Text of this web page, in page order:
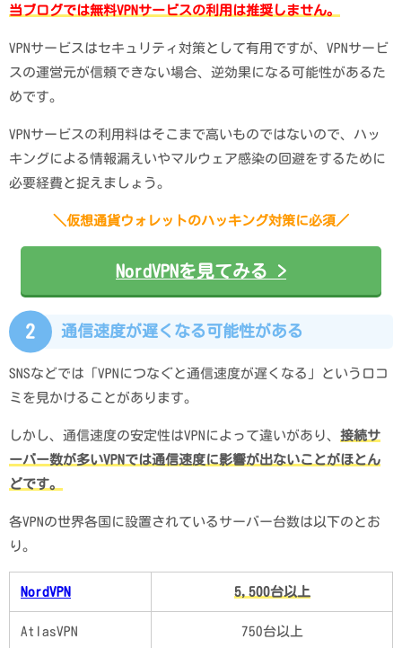
当ブログでは無料VPNサービスの利用は推奨しません。
VPNサービスはセキュリティ対策として有用ですが、VPNサービ
スの運営元が信頼できない場合、逆効果になる可能性があるた
めです。
VPNサービスの利用料はそこまで高いものではないので、ハッ
キングによる情報漏えいやマルウェア感染の回避をするために
必要経費と捉えましょう。
＼仮想通貨ウォレットのハッキング対策に必須／
NordVPNを見てみる >
2 通信速度が遅くなる可能性がある
SNSなどでは「VPNにつなぐと通信速度が遅くなる」という口コ
ミを見かけることがあります。
しかし、通信速度の安定性はVPNによって違いがあり、 接続サ
ーバー数が多いVPNでは通信速度に影響が出ないことがほとん
どです。
各VPNの世界各国に設置されているサーバー台数は以下のとお
り。
NordVPN 5,500台以上
AtlasVPN 750台以上